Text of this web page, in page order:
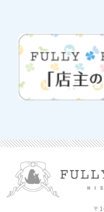
〒